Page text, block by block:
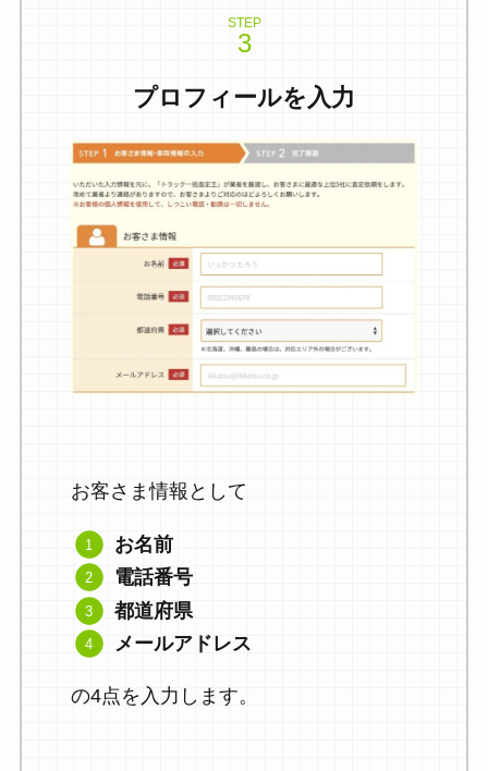
STEP
プロフィールを入力
お客さま情報として
お名前
電話番号
都道府県
メールアドレス
の4点を入力します。